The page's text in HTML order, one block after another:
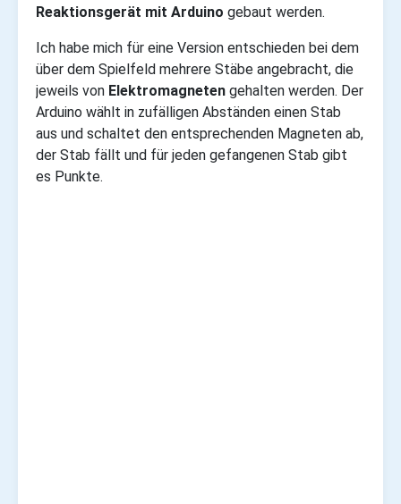
Reaktionsgerät mit Arduino gebaut werden.
Ich habe mich für eine Version entschieden bei dem
über dem Spielfeld mehrere Stäbe angebracht, die
jeweils von Elektromagneten gehalten werden. Der
Arduino wählt in zufälligen Abständen einen Stab
aus und schaltet den entsprechenden Magneten ab,
der Stab fällt und für jeden gefangenen Stab gibt
es Punkte.